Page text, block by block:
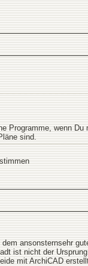
Programme, wenn
sind.
dem ansonsternsehr
ist nicht der
mit ArchiCAD